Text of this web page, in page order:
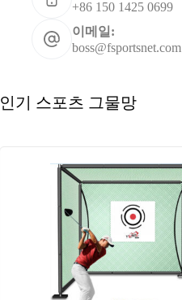
+86 150 1425 0699
이메일:
boss@fsportsnet.com
인기 스포츠 그물망